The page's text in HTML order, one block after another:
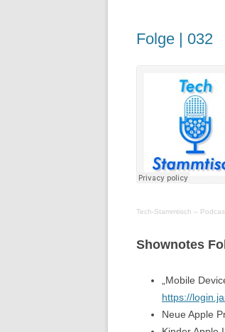
Folge | 032
Tech-Stammtisch –
Shownotes
„Mobile
https://
Neue Apple